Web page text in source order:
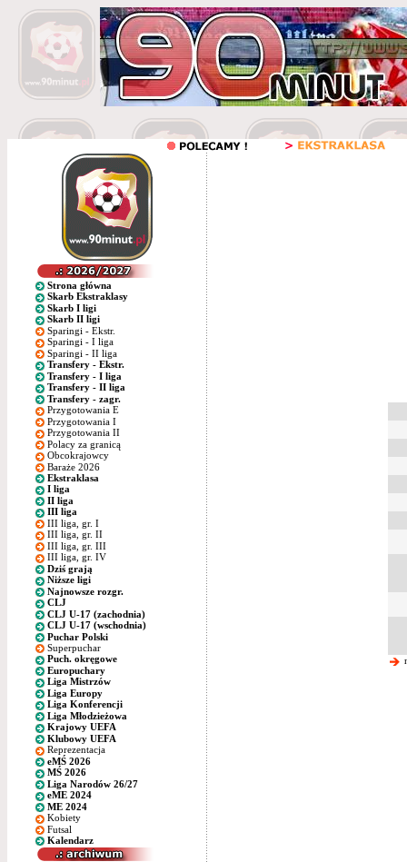
Strona główna
Skarb Ekstraklasy
Skarb I ligi
Skarb II ligi
Sparingi - Ekstr.
Sparingi - I liga
Sparingi - II liga
Transfery - Ekstr.
Transfery - I liga
Transfery - II liga
Transfery - zagr.
Przygotowania E
Przygotowania I
Przygotowania II
Polacy za granicą
Obcokrajowcy
Baraże 2026
Ekstraklasa
I liga
II liga
III liga
III liga, gr. I
III liga, gr. II
III liga, gr. III
III liga, gr. IV
Dziś grają
Niższe ligi
Najnowsze rozgr.
CLJ
CLJ U-17 (zachodnia)
CLJ U-17 (wschodnia)
Puchar Polski
Superpuchar
Puch. okręgowe
Europuchary
Liga Mistrzów
Liga Europy
Liga Konferencji
Liga Młodzieżowa
Krajowy UEFA
Klubowy UEFA
Reprezentacja
eMŚ 2026
MŚ 2026
Liga Narodów 26/27
eME 2024
ME 2024
Kobiety
Futsal
Kalendarz